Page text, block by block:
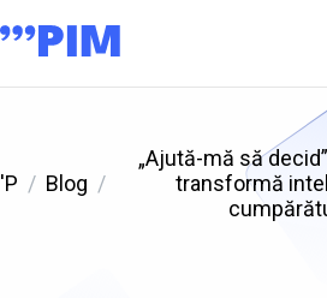
'P Blog
„Ajută-mă să
transformă